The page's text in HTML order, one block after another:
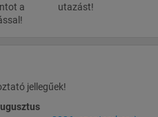
a
utazást!
jellegűek!